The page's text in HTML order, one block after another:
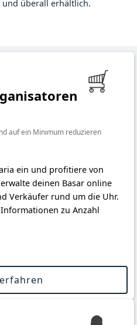
überall erhältlich.
auf ein Minimum reduzieren
ein und profitiere von
deinen Basar online
Verkäufer rund um die Uhr.
zu Anzahl